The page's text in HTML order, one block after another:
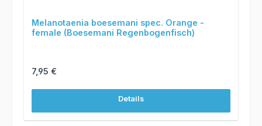
Melanotaenia boesemani spec. Orange -
female (Boesemani Regenbogenfisch)
Regulärer Preis:
7,95 €
Details